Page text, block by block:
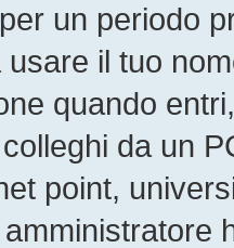
un periodo
il tuo
quando
da un
point,